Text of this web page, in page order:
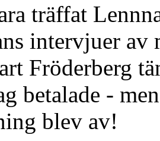
träffat
intervjuer
Fröderberg
betalade -
blev av!